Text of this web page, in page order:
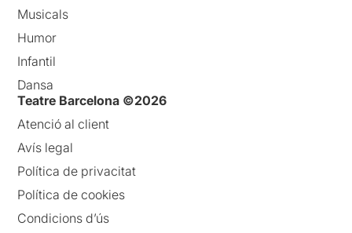
Musicals
Humor
Infantil
Dansa
Teatre Barcelona ©2026
Atenció al client
Avís legal
Política de privacitat
Política de cookies
Condicions d’ús